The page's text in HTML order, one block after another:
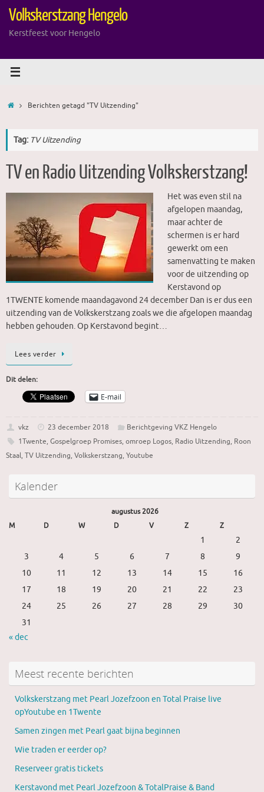
naarVolkskerstzang Hengelo
Kerstfeest voor Hengelo
HomeBerichten getagd "TV Uitzending"
Tag: TV Uitzending
TV en Radio Uitzending Volkskerstzang!
Het was even stil na
afgelopen maandag,
maar achter de
schermen is er hard
gewerkt om een
samenvatting te maken
voor de uitzending op
Kerstavond op
1TWENTE komende maandagavond 24 december Dan is er dus een
uitzending van de Volkskerstzang zoals we die afgelopen maandag
hebben gehouden. Op Kerstavond begint…
Lees verder
Dit delen:
E-mail
vkz 23 december 2018
Berichtgeving VKZ Hengelo
1Twente, Gospelgroep Promises, omroep Logos, Radio Uitzending, Roon
Staal, TV Uitzending, Volkskerstzang, Youtube
Kalender
augustus 2026
M
D W D V Z Z
1
2
3
4 5 6 7 8
9
10
11 12 13 14 15
16
17
18 19 20 21 22
23
24
25 26 27 28 29
30
31
« dec
Meest recente berichten
Volkskerstzang met Pearl Jozefzoon en Total Praise live
opYoutube en 1Twente
Samen zingen met Pearl gaat bijna beginnen
Wie traden er eerder op?
Reserveer gratis tickets
Kerstavond met Pearl Jozefzoon & TotalPraise & Band